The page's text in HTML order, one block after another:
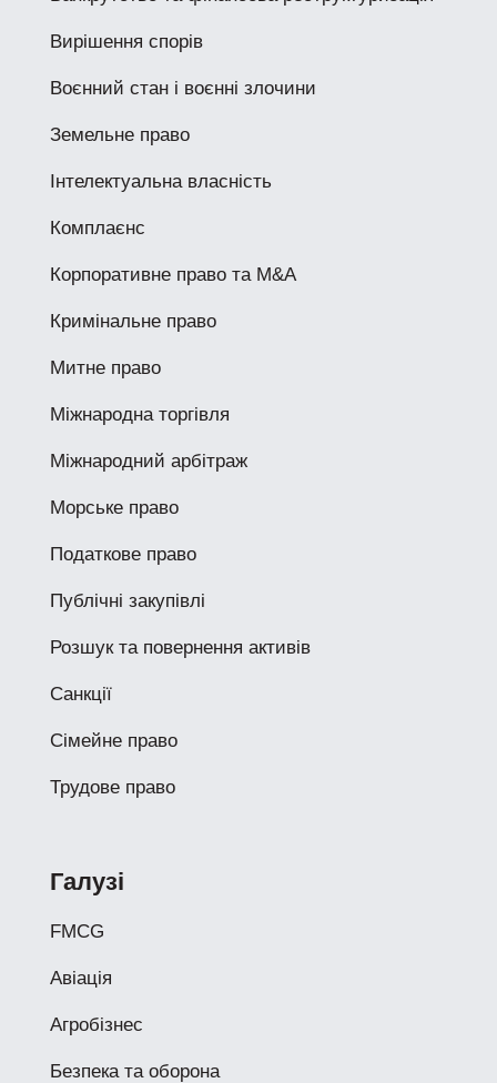
Вирішення спорів
Воєнний стан і воєнні злочини
Земельне право
Інтелектуальна власність
Комплаєнс
Корпоративне право та M&A
Кримінальне право
Митне право
Міжнародна торгівля
Міжнародний арбітраж
Морське право
Податкове право
Публічні закупівлі
Розшук та повернення активів
Санкції
Сімейне право
Трудове право
Галузі
FMCG
Авіація
Агробізнес
Безпека та оборона